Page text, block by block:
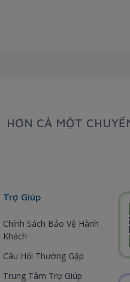
HƠN CẢ MỘT
Trợ Giúp
Chính Sách Bảo Vệ Hành
Khách
Câu Hỏi Thường Gặp
Trung Tâm Trợ Giúp